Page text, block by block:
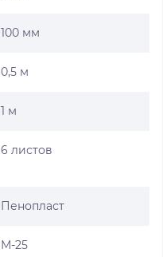
100 мм
0,5 м
1 м
6 листов
Пенопласт
М-25